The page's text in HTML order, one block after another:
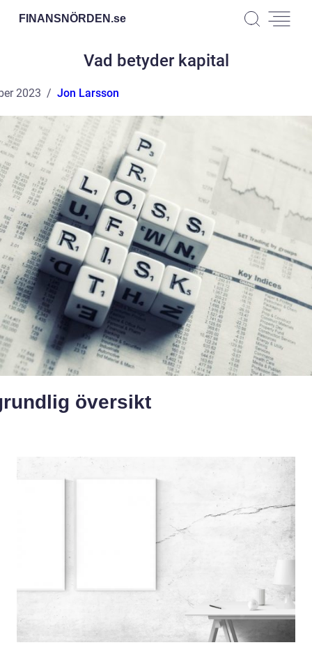
FINANSNÖRDEN.se
Vad betyder kapital
2023 Jon Larsson
översikt